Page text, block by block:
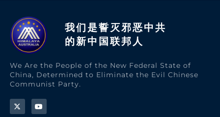
我们是誓灭邪恶中共
的新中国联邦人​
We Are the People of the New Federal State of
China, Determined to Eliminate the Evil Chinese
Communist Party.